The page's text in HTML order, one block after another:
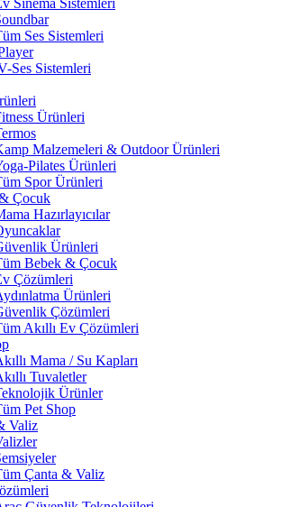
Sinema Sistemleri
Ses Sistemleri
Ses Sistemleri
Ürünleri
Malzemeleri & Outdoor Ürünleri
Pilates Ürünleri
Spor Ürünleri
Çocuk
Hazırlayıcılar
Ürünleri
Bebek & Çocuk
Çözümleri
Ürünleri
Çözümleri
Akıllı Ev Çözümleri
Mama / Su Kapları
Tuvaletler
Ürünler
Pet Shop
Valiz
Çanta & Valiz